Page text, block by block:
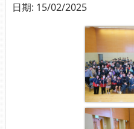
日期: 15/02/2025